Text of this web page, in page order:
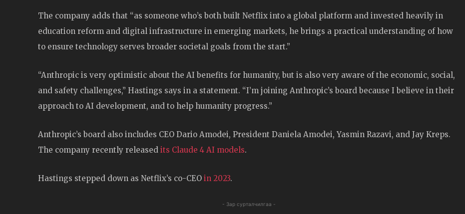
The company adds that “as someone who’s both built Netflix into a global platform and invested heavily in
education reform and digital infrastructure in emerging markets, he brings a practical understanding of how
to ensure technology serves broader societal goals from the start.”
“Anthropic is very optimistic about the AI benefits for humanity, but is also very aware of the economic, social,
and safety challenges,” Hastings says in a statement. “I’m joining Anthropic’s board because I believe in their
approach to AI development, and to help humanity progress.”
Anthropic’s board also includes CEO Dario Amodei, President Daniela Amodei, Yasmin Razavi, and Jay Kreps.
The company recently released its Claude 4 AI models.
Hastings stepped down as Netflix’s co-CEO in 2023.
- Зар сурталчилгаа -